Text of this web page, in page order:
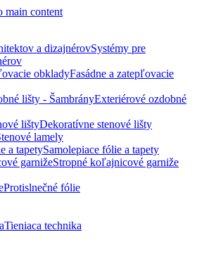
main content
Systémy pre
Fasádne a zatepľovacie
Exteriérové ozdobné
Dekoratívne stenové lišty
lamely
Samolepiace fólie a tapety
Stropné koľajnicové garniže
Protislnečné fólie
Tieniaca technika